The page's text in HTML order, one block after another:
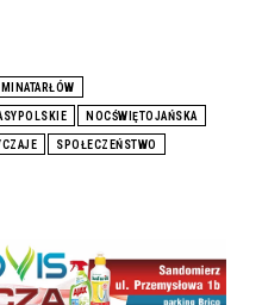
NOCŚWIĘTOJAŃSKA
SPOŁECZEŃSTWO